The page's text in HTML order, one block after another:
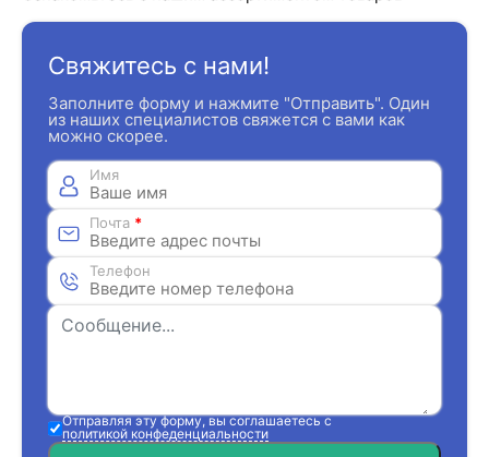
Свяжитесь с нами!
Заполните форму и нажмите "Отправить". Один
из наших специалистов свяжется с вами как
можно скорее.
Имя
Почта *
Телефон
Отправляя эту форму, вы соглашаетесь с
политикой конфеденциальности